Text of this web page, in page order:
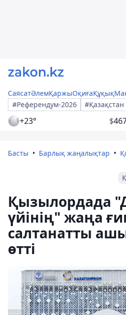
СаясатӘлемҚаржыОқиғаҚұқық
#Референдум-2026
+23° $
Басты Барлық жаңалықтар
Қызылордада
үйінің" жаңа
салтанатты
өтті